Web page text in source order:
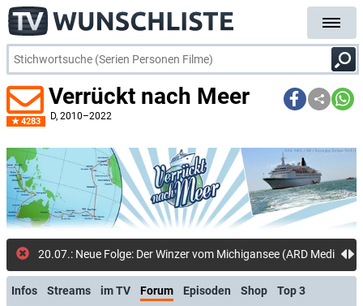
4283
Verrückt nach Meer
D, 2010–2022
20.07.: Neue Folge: Der Winzer vom Michigansee (ARD Mediathek)
Infos Streams im TV Forum Episoden Shop Top 3